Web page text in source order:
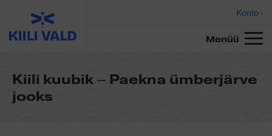
Konto ›
Menüü
Kiili kuubik – Paekna ümberjärve
jooks